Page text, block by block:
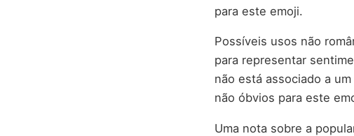
para este emoji.
Possíveis usos não
para representar
não está associado a
não óbvios para este
Uma nota sobre a